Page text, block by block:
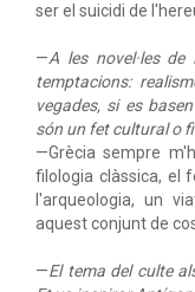
ser el suicidi de
—A les novel·les
temptacions:
vegades, si es
són un fet cultural o
—Grècia sempre
filologia clàssica, el
l'arqueologia, un
aquest conjunt de
—El tema del culte